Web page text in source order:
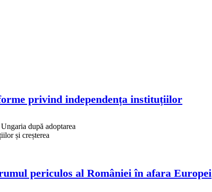
privind independența instituțiilor
după adoptarea
și creșterea
periculos al României în afara Europei